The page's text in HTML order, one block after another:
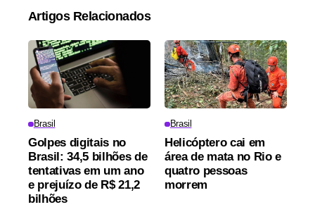
Artigos Relacionados
Brasil
Golpes digitais no
Brasil: 34,5 bilhões de
tentativas em um ano
e prejuízo de R$ 21,2
bilhões
Brasil
Helicóptero cai em
área de mata no Rio e
quatro pessoas
morrem